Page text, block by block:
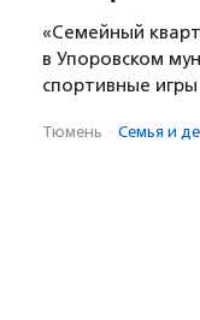
«Семейный
в Упоровском
спортивные
Тюмень · Семья и